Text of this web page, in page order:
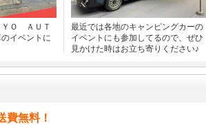
ＹＯ ＡＵＴ
イベントに
最近では各地のキャンピングカーの
イベントにも参加してるので、ぜひ
見かけた時はお立ち寄りください♪
費無料！